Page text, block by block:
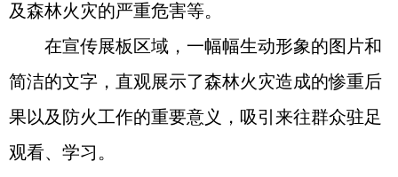
及森林火灾的严重危害等。
在宣传展板区域，一幅幅生动形象的图片和
简洁的文字，直观展示了森林火灾造成的惨重后
果以及防火工作的重要意义，吸引来往群众驻足
观看、学习。